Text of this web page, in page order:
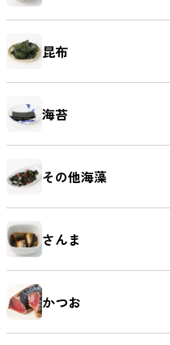
昆布
海苔
その他海藻
さんま
かつお